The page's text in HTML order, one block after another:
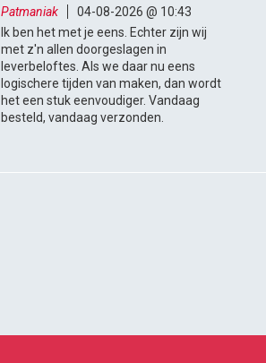
Patmaniak
04-08-2026 @ 10:43
Ik ben het met je eens. Echter zijn wij
met z'n allen doorgeslagen in
leverbeloftes. Als we daar nu eens
logischere tijden van maken, dan wordt
het een stuk eenvoudiger. Vandaag
besteld, vandaag verzonden.